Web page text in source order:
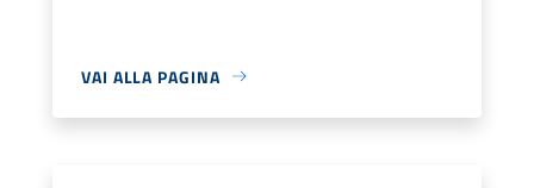
VAI ALLA PAGINA